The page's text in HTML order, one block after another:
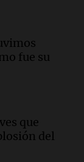
un fin
fue su
que
del